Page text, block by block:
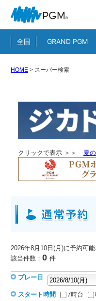
全国 GRAND PGM
HOME > スーパー検索
クリックで表示 ＞＞ 夏
2026年8月10日(月)に予約可
該当件数： 0 件
プレー日
スタート時間 7時台